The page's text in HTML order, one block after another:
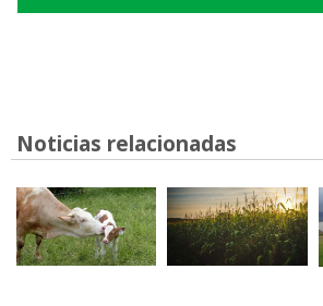
Noticias relacionadas